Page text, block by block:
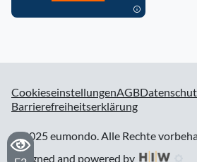
CookieseinstellungenAGB
Barrierefreiheitserklärung
© 2025 eumondo. Alle Rechte
designed and powered by